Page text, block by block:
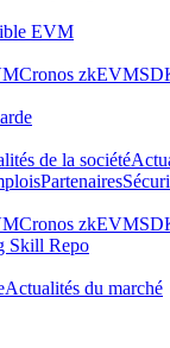
EVM
Cronos zkEVM
de la société
Partenaires
Cronos zkEVM
Skill Repo
Actualités du marché